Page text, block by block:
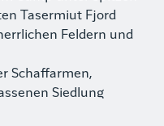
Tasermiut Fjord
Feldern und
Schaffarmen,
Siedlung